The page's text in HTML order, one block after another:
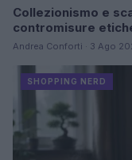
Collezionismo e
contromisure
Andrea Conforti · 3 Ago
SHOPPING NERD